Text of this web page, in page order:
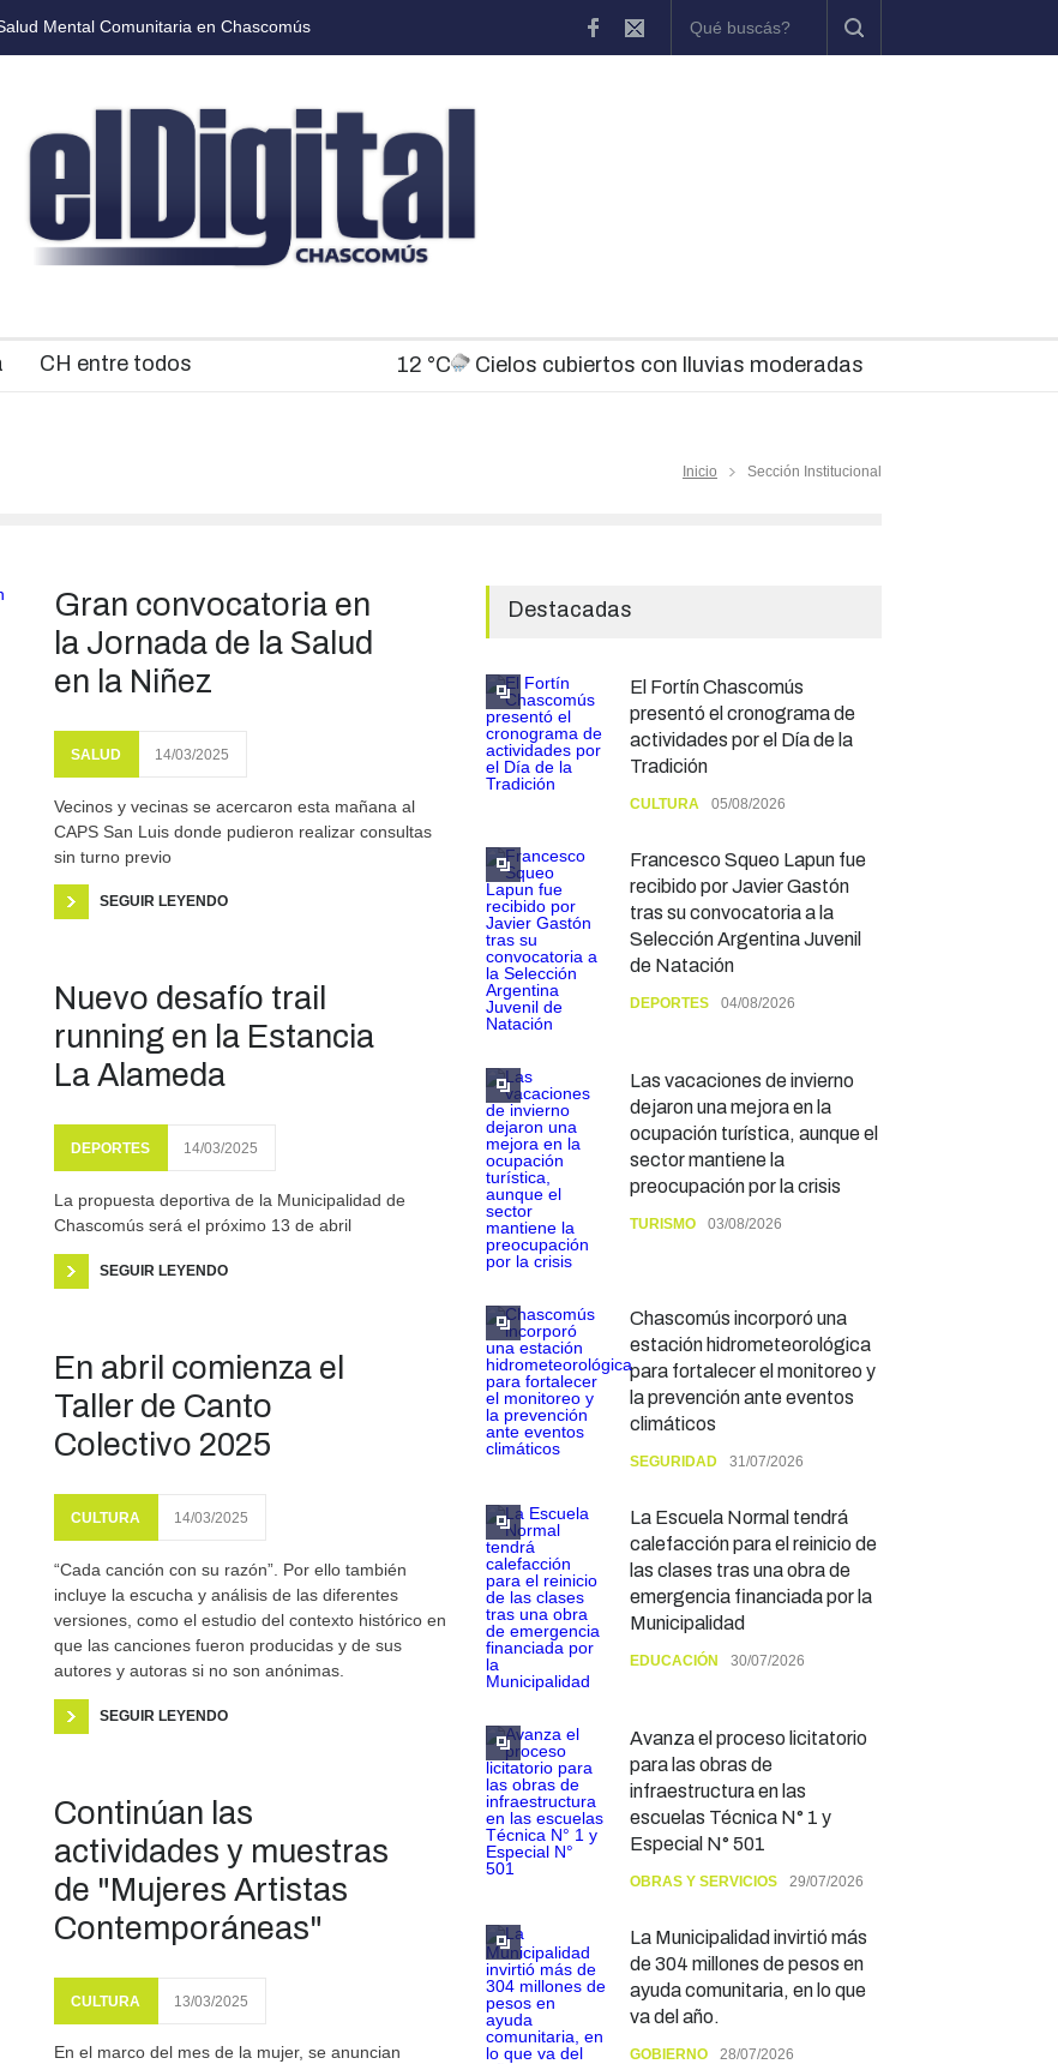
presentó el cronograma de actividades por el Día de la Tradición Chascomús participó del inicio de una nueva etapa del
CH entre todos 12 °C Cielos cubiertos con lluvias moderadas
Inicio Sección Institucional
Gran convocatoria en
la Jornada de la Salud
en la Niñez
SALUD 14/03/2025
Vecinos y vecinas se acercaron esta mañana al
CAPS San Luis donde pudieron realizar consultas
sin turno previo
SEGUIR LEYENDO
Nuevo desafío trail
running en la Estancia
La Alameda
DEPORTES 14/03/2025
La propuesta deportiva de la Municipalidad de
Chascomús será el próximo 13 de abril
SEGUIR LEYENDO
En abril comienza el
Taller de Canto
Colectivo 2025
CULTURA 14/03/2025
“Cada canción con su razón”. Por ello también
incluye la escucha y análisis de las diferentes
versiones, como el estudio del contexto histórico en
que las canciones fueron producidas y de sus
autores y autoras si no son anónimas.
SEGUIR LEYENDO
Continúan las
actividades y muestras
de "Mujeres Artistas
Contemporáneas"
CULTURA 13/03/2025
En el marco del mes de la mujer, se anuncian
Destacadas
El Fortín Chascomús
presentó el cronograma de
actividades por el Día de la
Tradición
CULTURA 05/08/2026
Francesco Squeo Lapun fue
recibido por Javier Gastón
tras su convocatoria a la
Selección Argentina Juvenil
de Natación
DEPORTES 04/08/2026
Las vacaciones de invierno
dejaron una mejora en la
ocupación turística, aunque el
sector mantiene la
preocupación por la crisis
TURISMO 03/08/2026
Chascomús incorporó una
estación hidrometeorológica
para fortalecer el monitoreo y
la prevención ante eventos
climáticos
SEGURIDAD 31/07/2026
La Escuela Normal tendrá
calefacción para el reinicio de
las clases tras una obra de
emergencia financiada por la
Municipalidad
EDUCACIÓN 30/07/2026
Avanza el proceso licitatorio
para las obras de
infraestructura en las
escuelas Técnica N° 1 y
Especial N° 501
OBRAS Y SERVICIOS 29/07/2026
La Municipalidad invirtió más
de 304 millones de pesos en
ayuda comunitaria, en lo que
va del año.
GOBIERNO 28/07/2026